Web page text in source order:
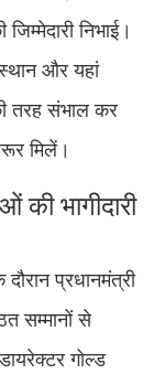
निभाई।
और यहां
तरह संभाल कर
मिलें।
भागीदारी
प्रधानमंत्री
सम्मानों से
गोल्ड